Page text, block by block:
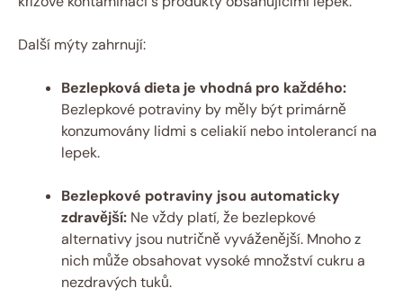
Další mýty zahrnují:
Bezlepková dieta je vhodná pro každého:
Bezlepkové potraviny by měly být primárně
konzumovány lidmi s celiakií nebo intolerancí na
lepek.
Bezlepkové potraviny jsou automaticky
zdravější: Ne vždy platí, že bezlepkové
alternativy jsou nutričně vyváženější. Mnoho z
nich může obsahovat vysoké množství cukru a
nezdravých tuků.